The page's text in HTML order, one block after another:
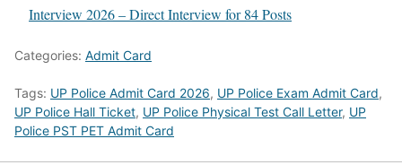
Interview 2026 – Direct Interview for 84 Posts
Categories: Admit Card
Tags: UP Police Admit Card 2026, UP Police Exam Admit Card,
UP Police Hall Ticket, UP Police Physical Test Call Letter, UP
Police PST PET Admit Card